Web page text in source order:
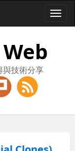
與技術分享